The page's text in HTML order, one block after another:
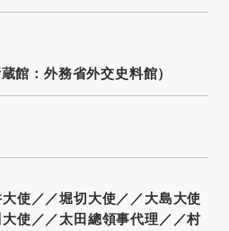
：外務省外交史料館）
使／／堀切大使／／大島大使
使／／太田總領事代理／／村